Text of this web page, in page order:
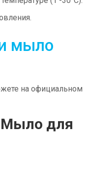
мыло
на официальном
для